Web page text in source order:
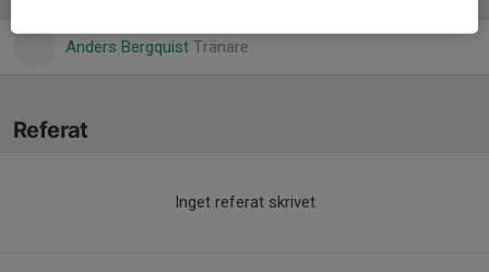
Anders Bergquist Tränare
Referat
Inget referat skrivet